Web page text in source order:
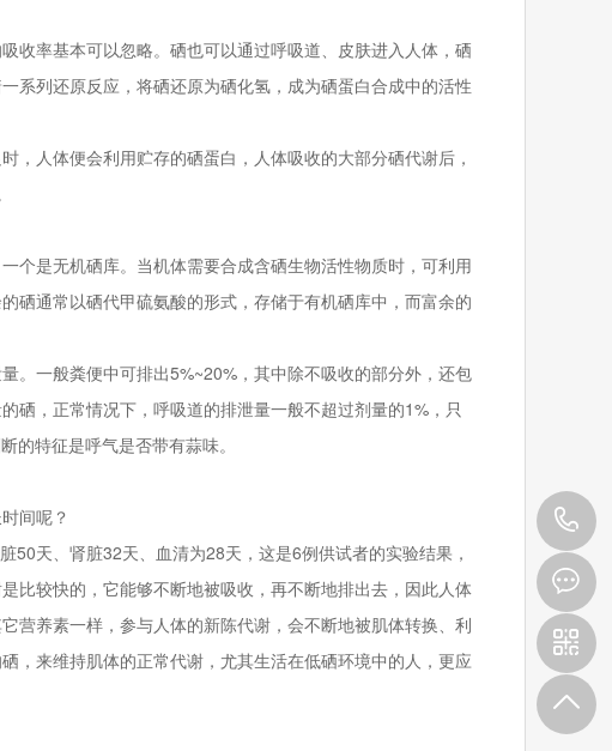
收率基本可以忽略。硒也可以通过呼吸道、皮肤进入人体，硒
系列还原反应，将硒还原为硒化氢，成为硒蛋白合成中的活性
，人体便会利用贮存的硒蛋白，人体吸收的大部分硒代谢后，
个是无机硒库。当机体需要合成含硒生物活性物质时，可利用
硒通常以硒代甲硫氨酸的形式，存储于有机硒库中，而富余的
。一般粪便中可排出5%~20%，其中除不吸收的部分外，还包
硒，正常情况下，呼吸道的排泄量一般不超过剂量的1%，只
的特征是呼气是否带有蒜味。
间呢？
天、肾脏32天、血清为28天，这是6例供试者的实验结果，
比较快的，它能够不断地被吸收，再不断地排出去，因此人体
营养素一样，参与人体的新陈代谢，会不断地被肌体转换、利
，来维持肌体的正常代谢，尤其生活在低硒环境中的人，更应